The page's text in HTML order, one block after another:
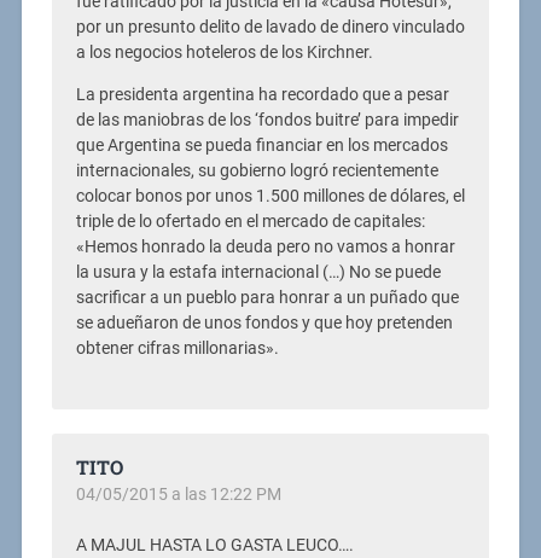
por un presunto delito de lavado de dinero vinculado
a los negocios hoteleros de los Kirchner.
La presidenta argentina ha recordado que a pesar
de las maniobras de los ‘fondos buitre’ para impedir
que Argentina se pueda financiar en los mercados
internacionales, su gobierno logró recientemente
colocar bonos por unos 1.500 millones de dólares, el
triple de lo ofertado en el mercado de capitales:
«Hemos honrado la deuda pero no vamos a honrar
la usura y la estafa internacional (…) No se puede
sacrificar a un pueblo para honrar a un puñado que
se adueñaron de unos fondos y que hoy pretenden
obtener cifras millonarias».
TITO
04/05/2015 a las 12:22 PM
A MAJUL HASTA LO GASTA LEUCO….